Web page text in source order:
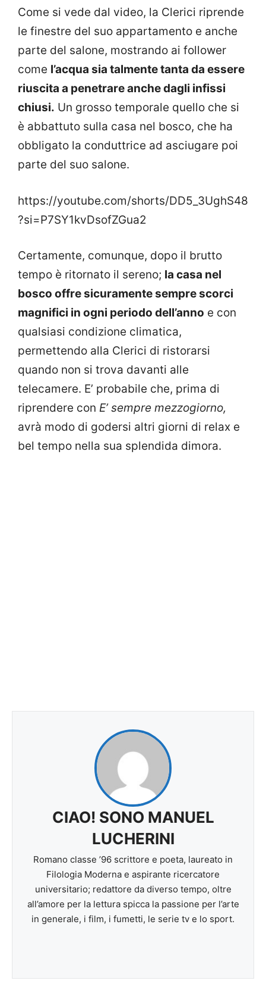
Come si vede dal video, la Clerici riprende
le finestre del suo appartamento e anche
parte del salone, mostrando ai follower
come l’acqua sia talmente tanta da essere
riuscita a penetrare anche dagli infissi
chiusi. Un grosso temporale quello che si
è abbattuto sulla casa nel bosco, che ha
obbligato la conduttrice ad asciugare poi
parte del suo salone.
https://youtube.com/shorts/DD5_3UghS48
?si=P7SY1kvDsofZGua2
Certamente, comunque, dopo il brutto
tempo è ritornato il sereno; la casa nel
bosco offre sicuramente sempre scorci
magnifici in ogni periodo dell’anno e con
qualsiasi condizione climatica,
permettendo alla Clerici di ristorarsi
quando non si trova davanti alle
telecamere. E’ probabile che, prima di
riprendere con E’ sempre mezzogiorno,
avrà modo di godersi altri giorni di relax e
bel tempo nella sua splendida dimora.
CIAO! SONO MANUEL
LUCHERINI
Romano classe ’96 scrittore e poeta, laureato in
Filologia Moderna e aspirante ricercatore
universitario; redattore da diverso tempo, oltre
all’amore per la lettura spicca la passione per l’arte
in generale, i film, i fumetti, le serie tv e lo sport.